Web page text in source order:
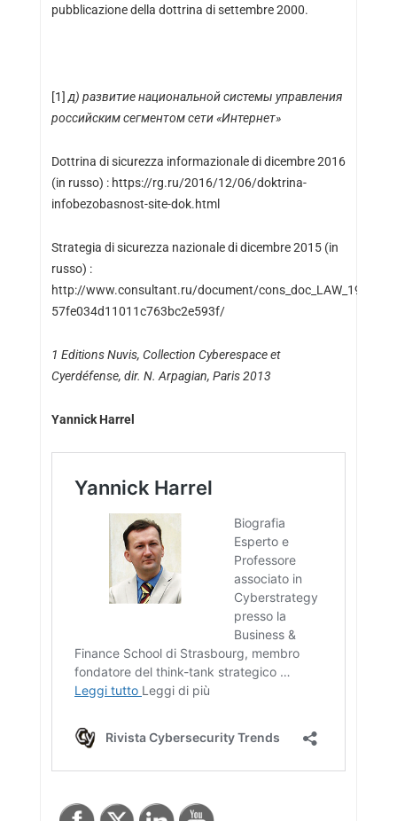
pubblicazione della dottrina di settembre 2000.
[1] д) развитиенациональнойсистемы управления
российскимсегментомсети «Интернет»
Dottrina di sicurezza informazionale di dicembre 2016
(in russo) : https://rg.ru/2016/12/06/doktrina-
infobezobasnost-site-dok.html
Strategia di sicurezza nazionale di dicembre 2015 (in
russo) :
http://www.consultant.ru/document/
57fe034d11011c763bc2e593f/
1 Editions Nuvis, Collection Cyberespace et
Cyerdéfense, dir. N. Arpagian, Paris 2013
Yannick Harrel